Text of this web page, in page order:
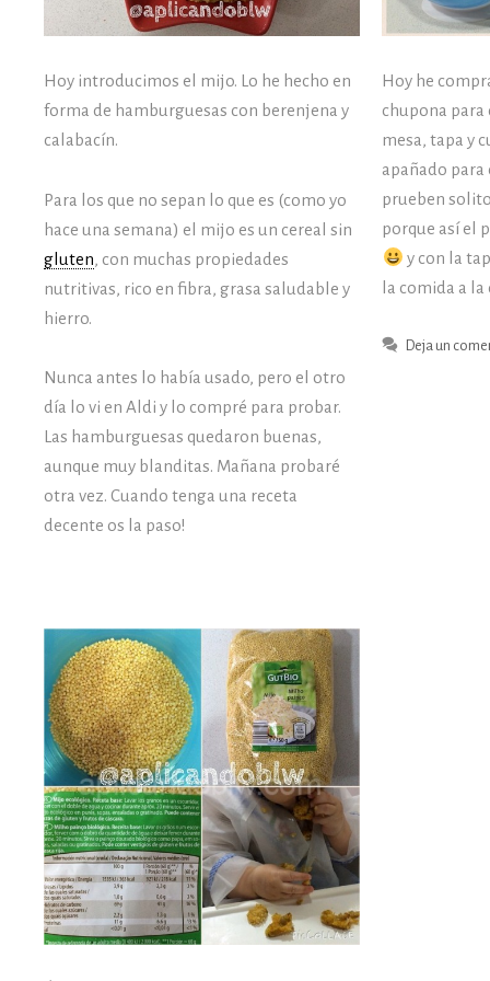
Hoy introducimos el mijo. Lo he hecho en
forma de hamburguesas con berenjena y
calabacín.
Para los que no sepan lo que es (como yo
hace una semana) el mijo es un cereal sin
gluten, con muchas propiedades
nutritivas, rico en fibra, grasa saludable y
hierro.
Nunca antes lo había usado, pero el otro
día lo vi en Aldi y lo compré para probar.
Las hamburguesas quedaron buenas,
aunque muy blanditas. Mañana probaré
otra vez. Cuando tenga una receta
decente os la paso!
Hoy he
chupona para
mesa, tapa y
apañado
prueben
porque así el
y con la
la comida a
Deja un